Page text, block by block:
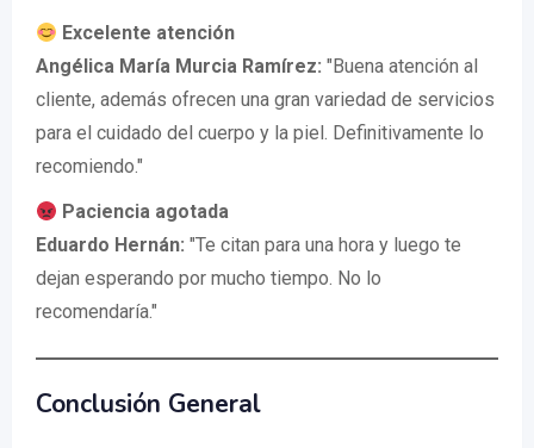
Excelente atención
Angélica María Murcia Ramírez: "Buena atención al
cliente, además ofrecen una gran variedad de servicios
para el cuidado del cuerpo y la piel. Definitivamente lo
recomiendo."
Paciencia agotada
Eduardo Hernán: "Te citan para una hora y luego te
dejan esperando por mucho tiempo. No lo
recomendaría."
Conclusión General